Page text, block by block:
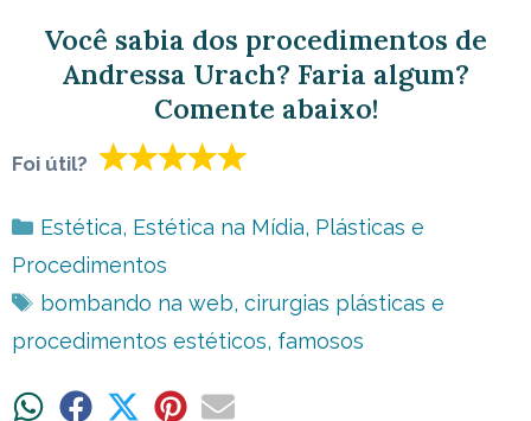
Você sabia dos procedimentos de
Andressa Urach? Faria algum?
Comente abaixo!
Foi útil?
Categorias
Estética, Estética na Mídia, Plásticas e
Procedimentos
Tags
bombando na web, cirurgias plásticas e
procedimentos estéticos, famosos
ShareShare ShareShareShare